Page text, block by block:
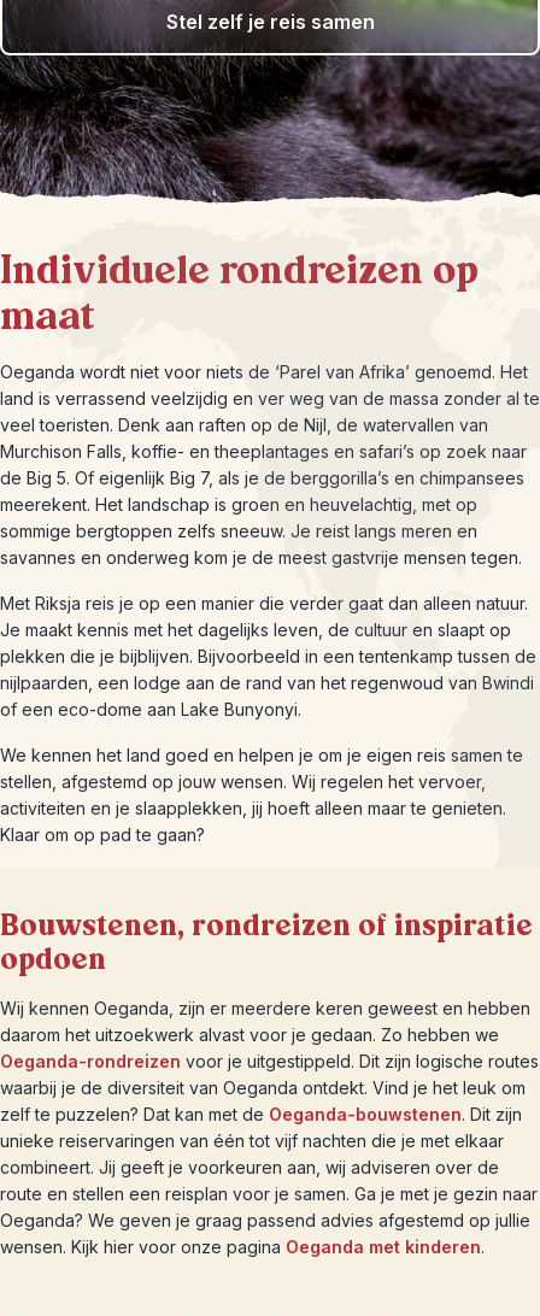
Stel zelf je reis samen
Individuele rondreizen op
maat
Oeganda wordt niet voor niets de ‘Parel van Afrika’ genoemd. Het
land is verrassend veelzijdig en ver weg van de massa zonder al te
veel toeristen. Denk aan raften op de Nijl, de watervallen van
Murchison Falls, koffie- en theeplantages en safari’s op zoek naar
de Big 5. Of eigenlijk Big 7, als je de berggorilla’s en chimpansees
meerekent. Het landschap is groen en heuvelachtig, met op
sommige bergtoppen zelfs sneeuw. Je reist langs meren en
savannes en onderweg kom je de meest gastvrije mensen tegen.
Met Riksja reis je op een manier die verder gaat dan alleen natuur.
Je maakt kennis met het dagelijks leven, de cultuur en slaapt op
plekken die je bijblijven. Bijvoorbeeld in een tentenkamp tussen de
nijlpaarden, een lodge aan de rand van het regenwoud van Bwindi
of een eco-dome aan Lake Bunyonyi.
We kennen het land goed en helpen je om je eigen reis samen te
stellen, afgestemd op jouw wensen. Wij regelen het vervoer,
activiteiten en je slaapplekken, jij hoeft alleen maar te genieten.
Klaar om op pad te gaan?
Bouwstenen, rondreizen of inspiratie
opdoen
Wij kennen Oeganda, zijn er meerdere keren geweest en hebben
daarom het uitzoekwerk alvast voor je gedaan. Zo hebben we
Oeganda-rondreizen voor je uitgestippeld. Dit zijn logische routes
waarbij je de diversiteit van Oeganda ontdekt. Vind je het leuk om
zelf te puzzelen? Dat kan met de Oeganda-bouwstenen. Dit zijn
unieke reiservaringen van één tot vijf nachten die je met elkaar
combineert. Jij geeft je voorkeuren aan, wij adviseren over de
route en stellen een reisplan voor je samen. Ga je met je gezin naar
Oeganda? We geven je graag passend advies afgestemd op jullie
wensen. Kijk hier voor onze pagina Oeganda met kinderen.